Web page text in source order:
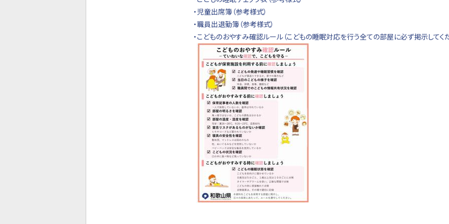
・児童出席簿（参考様式）
・職員出退勤簿（参考様式）
・こどものおやすみ確認ルール（こどもの睡眠対応を行う全ての部屋に必ず掲示してく